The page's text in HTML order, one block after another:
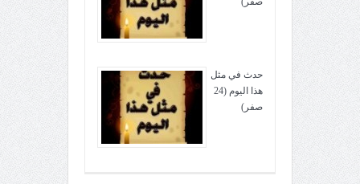
حدث في مثل
هذا اليوم (24
صفر)